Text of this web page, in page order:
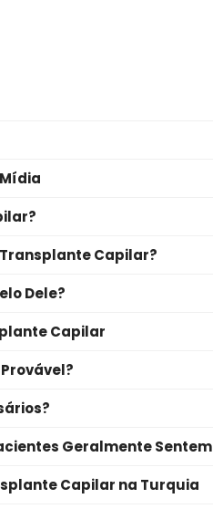
Capilar?
Dele?
Capilar
Geralmente Sentem
Capilar na Turquia